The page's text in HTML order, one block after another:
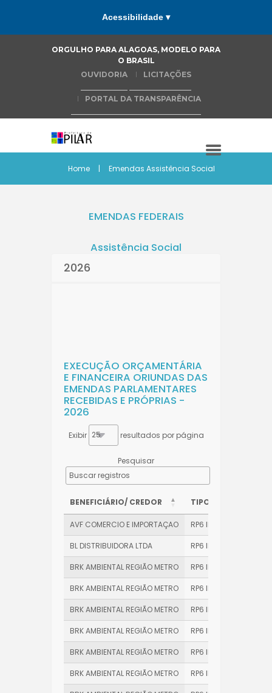
Acessibilidade ▾
ORGULHO PARA ALAGOAS, MODELO PARA
O BRASIL
OUVIDORIA
LICITAÇÕES
PORTAL DA TRANSPARÊNCIA
Home Emendas Assistência Social
EMENDAS FEDERAIS
Assistência Social
2026
EXECUÇÃO ORÇAMENTÁRIA
E FINANCEIRA ORIUNDAS DAS
EMENDAS PARLAMENTARES
RECEBIDAS E PRÓPRIAS -
2026
Exibir resultados por página
Pesquisar
BENEFICIÁRIO/ CREDOR
TIPO DE EMENDA
BENEFICIÁRIO/ CREDOR
TIPO DE EMENDA
AVF COMERCIO E IMPORTAÇAO RP6 INDIVIDUAL
BL DISTRIBUIDORA LTDA RP6 INDIVIDUAL
BRK AMBIENTAL REGIÃO METRO RP6 INDIVIDUAL
BRK AMBIENTAL REGIÃO METRO RP6 INDIVIDUAL
BRK AMBIENTAL REGIÃO METRO RP6 INDIVIDUAL
BRK AMBIENTAL REGIÃO METRO RP6 INDIVIDUAL
BRK AMBIENTAL REGIÃO METRO RP6 INDIVIDUAL
BRK AMBIENTAL REGIÃO METRO RP6 INDIVIDUAL